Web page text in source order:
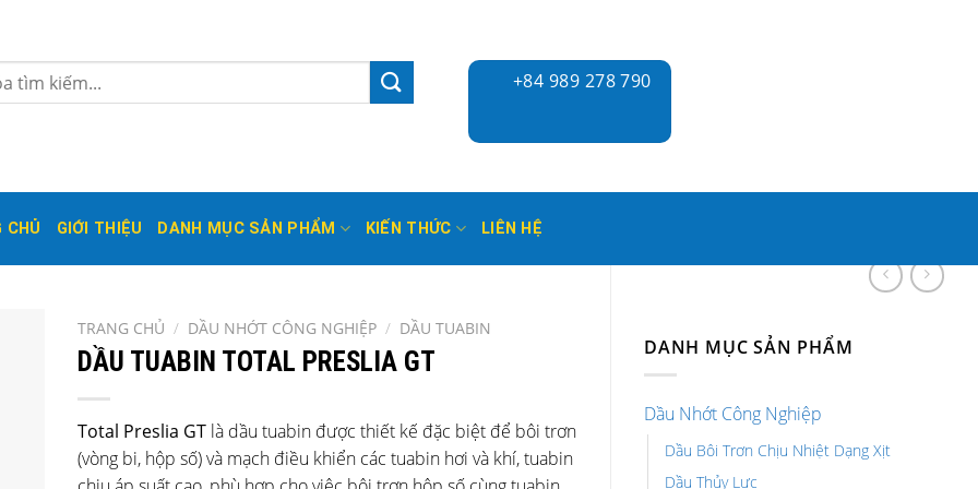
+84 989 278 790
CHỦ GIỚI THIỆU DANH MỤC SẢN PHẨM KIẾN THỨC LIÊN HỆ
DANH MỤC SẢN PHẨM
Dầu Nhớt Công Nghiệp
Dầu Bôi Trơn Chịu Nhiệt Dạng Xịt
Dầu Thủy Lực
TRANG CHỦ / DẦU NHỚT CÔNG NGHIỆP / DẦU TUABIN
DẦU TUABIN TOTAL PRESLIA GT
Total Preslia GT là dầu tuabin được thiết kế đặc biệt để bôi trơn
(vòng bi, hộp số) và mạch điều khiển các tuabin hơi và khí, tuabin